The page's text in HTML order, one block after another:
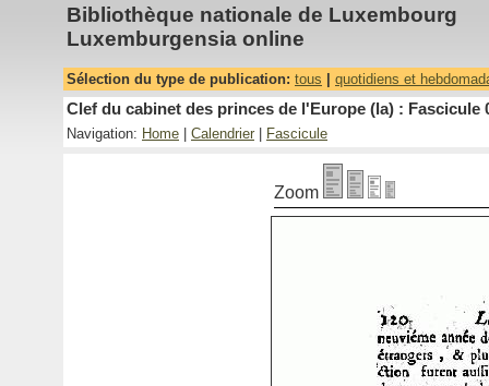
Bibliothèque nationale de Luxembourg
Luxemburgensia online
Sélection du type de publication: tous quotidiens et
Clef du cabinet des princes de l'Europe (la) : Fascicule
Navigation: Home Calendrier Fascicule
Zoom